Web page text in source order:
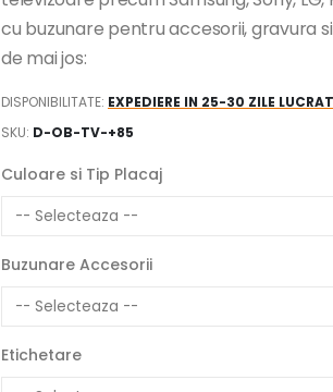
cu buzunare pentru accesorii, gravura
de mai jos:
DISPONIBILITATE: EXPEDIERE IN 25-30 ZILE
SKU D-OB-TV-+85
Culoare si Tip Placaj
Buzunare Accesorii
Etichetare